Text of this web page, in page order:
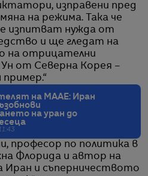
изправени пред
на режима. Така че
изпитват нужда от
и ще гледат на
на отрицателни
от Северна Корея –
на МААЕ: Иран
на уран до
професор по политика в
Флорида и автор на
Иран и съперничеството